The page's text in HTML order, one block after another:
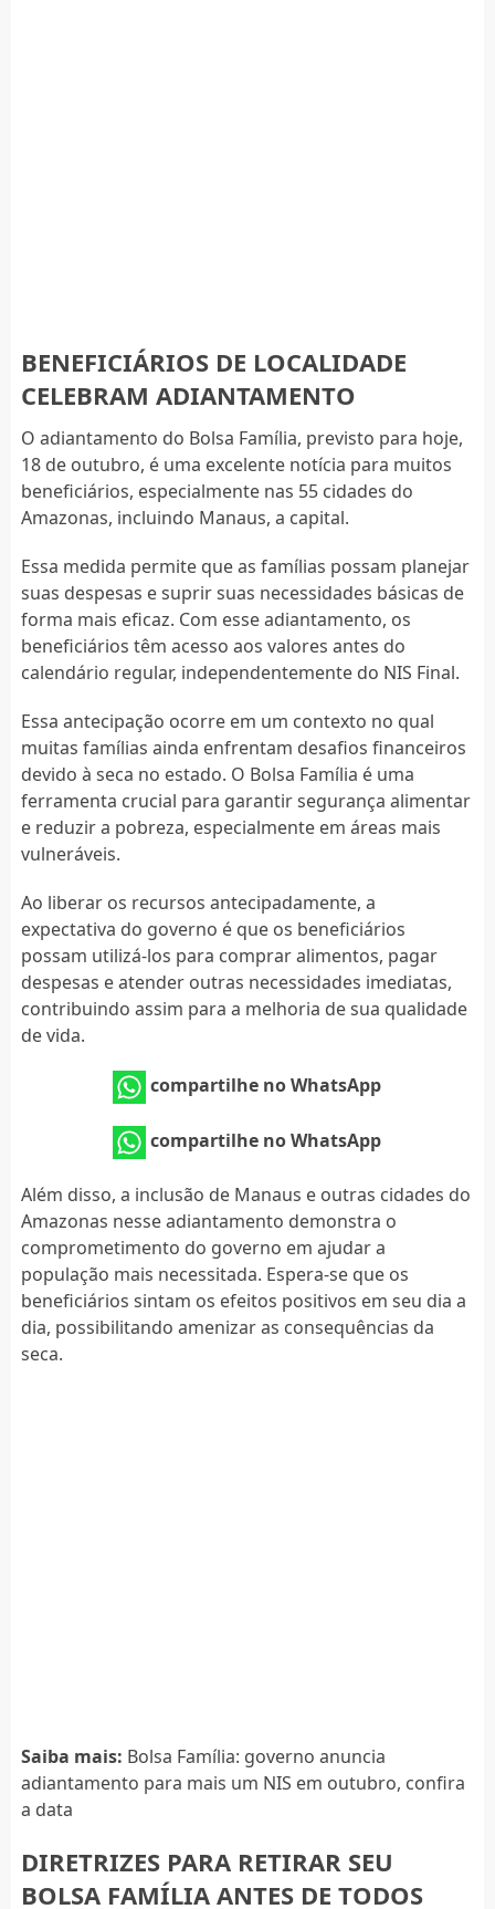
BENEFICIÁRIOS DE LOCALIDADE
CELEBRAM ADIANTAMENTO
O adiantamento do Bolsa Família, previsto para hoje,
18 de outubro, é uma excelente notícia para muitos
beneficiários, especialmente nas 55 cidades do
Amazonas, incluindo Manaus, a capital.
Essa medida permite que as famílias possam planejar
suas despesas e suprir suas necessidades básicas de
forma mais eficaz. Com esse adiantamento, os
beneficiários têm acesso aos valores antes do
calendário regular, independentemente do NIS Final.
Essa antecipação ocorre em um contexto no qual
muitas famílias ainda enfrentam desafios financeiros
devido à seca no estado. O Bolsa Família é uma
ferramenta crucial para garantir segurança alimentar
e reduzir a pobreza, especialmente em áreas mais
vulneráveis.
Ao liberar os recursos antecipadamente, a
expectativa do governo é que os beneficiários
possam utilizá-los para comprar alimentos, pagar
despesas e atender outras necessidades imediatas,
contribuindo assim para a melhoria de sua qualidade
de vida.
compartilhe no WhatsApp
compartilhe no WhatsApp
Além disso, a inclusão de Manaus e outras cidades do
Amazonas nesse adiantamento demonstra o
comprometimento do governo em ajudar a
população mais necessitada. Espera-se que os
beneficiários sintam os efeitos positivos em seu dia a
dia, possibilitando amenizar as consequências da
seca.
Saiba mais: Bolsa Família: governo anuncia
adiantamento para mais um NIS em outubro, confira
a data
DIRETRIZES PARA RETIRAR SEU
BOLSA FAMÍLIA ANTES DE TODOS